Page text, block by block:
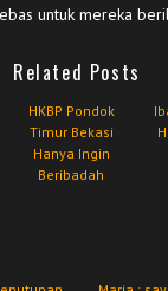
untuk mereka
Related Posts
HKBP Pondok
Timur Bekasi
Hanya Ingin
Beribadah